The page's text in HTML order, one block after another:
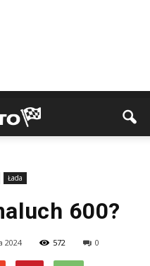
Łada
600?
2024 572 0